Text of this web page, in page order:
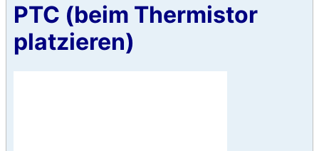
PTC (beim Thermistor
platzieren)